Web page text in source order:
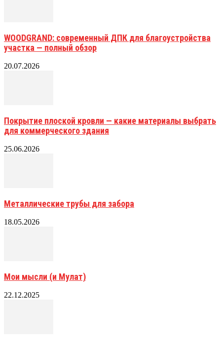
WOODGRAND: современный ДПК для благоустройства
участка — полный обзор
20.07.2026
Покрытие плоской кровли — какие материалы выбрать
для коммерческого здания
25.06.2026
Металлические трубы для забора
18.05.2026
Мои мысли (и Мулат)
22.12.2025